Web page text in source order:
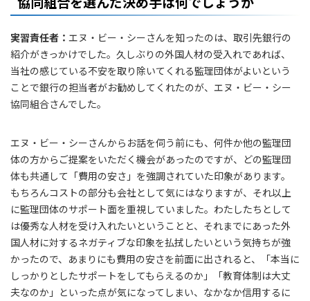
実習責任者： エヌ・ビー・シーさんを知ったのは、取引先銀行の
紹介がきっかけでした。久しぶりの外国人材の受入れであれば、
当社の感じている不安を取り除いてくれる監理団体がよいという
ことで銀行の担当者がお勧めしてくれたのが、エヌ・ビー・シー
協同組合さんでした。
エヌ・ビー・シーさんからお話を伺う前にも、何件か他の監理団
体の方からご提案をいただく機会があったのですが、どの監理団
体も共通して「費用の安さ」を強調されていた印象があります。
もちろんコストの部分も会社として気にはなりますが、それ以上
に監理団体のサポート面を重視していました。わたしたちとして
は優秀な人材を受け入れたいということと、それまでにあった外
国人材に対するネガティブな印象を払拭したいという気持ちが強
かったので、あまりにも費用の安さを前面に出されると、「本当に
しっかりとしたサポートをしてもらえるのか」「教育体制は大丈
夫なのか」といった点が気になってしまい、なかなか信用するに